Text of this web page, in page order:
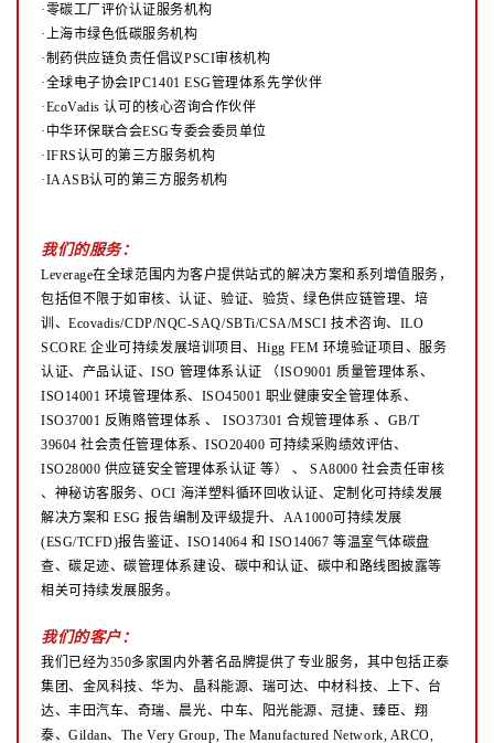
·零碳工厂评价认证服务机构
·上海市绿色低碳服务机构
·制药供应链负责任倡议PSCI审核机构
·全球电子协会IPC1401 ESG管理体系先学伙伴
·EcoVadis 认可的核心咨询合作伙伴
·中华环保联合会ESG专委会委员单位
·IFRS认可的第三方服务机构
·IAASB认可的第三方服务机构
我们的服务：
Leverage在全球范围内为客户提供站式的解决方案和系列增值服务，
包括但不限于如审核、认证、验证、验货、绿色供应链管理、培
训、Ecovadis/CDP/NQC-SAQ/SBTi/CSA/MSCI 技术咨询、ILO
SCORE 企业可持续发展培训项目、Higg FEM 环境验证项目、服务
认证、产品认证、ISO 管理体系认证
（ISO9001 质量管理体系、
ISO14001 环境管理体系、ISO45001 职业健康安全管理体系、
ISO37001 反贿赂管理体系、ISO37301 合规管理体系 、GB/T
39604 社会责任管理体系、ISO20400 可持续采购绩效评估、
ISO28000 供应链安全管理体系认证等）、SA8000 社会责任审核
、神秘访客服务、OCI 海洋塑料循环回收认证、定制化可持续发展
解决方案和 ESG 报告编制及评级提升、AA1000可持续发展
(ESG/TCFD)报告鉴证、ISO14064 和 ISO14067 等温室气体碳盘
查、碳足迹、碳管理体系建设、碳中和认证、碳中和路线图披露等
相关可持续发展服务。
我们的客户：
我们已经为350多家国内外著名品牌提供了专业服务，其中包括正泰
集团、金风科技、华为、晶科能源、瑞可达、中材科技、上下、台
达、丰田汽车、奇瑞、晨光、中车、阳光能源、冠捷、臻臣、翔
泰、Gildan、The Very Group, The Manufactured Network, ARCO,